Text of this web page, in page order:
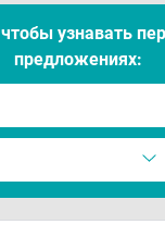
узнавать
предложениях: